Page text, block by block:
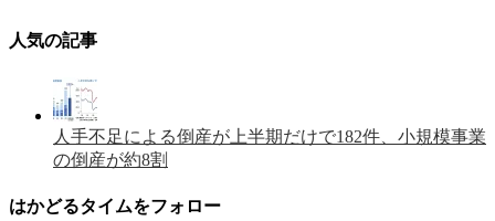
人気の記事
人手不足による倒産が上半期だけで182件、小規模事業
の倒産が約8割
はかどるタイムをフォロー